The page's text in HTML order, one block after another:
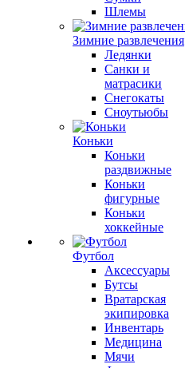
Шлемы
Зимние развлечения
Ледянки
Санки и
матрасики
Снегокаты
Сноутьюбы
Коньки
Коньки
раздвижные
Коньки
фигурные
Коньки
хоккейные
Футбол
Аксессуары
Бутсы
Вратарская
экипировка
Инвентарь
Медицина
Мячи